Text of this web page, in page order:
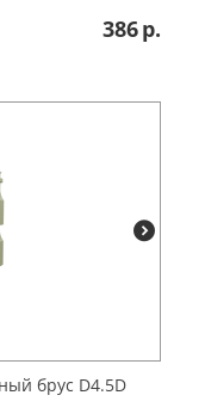
386р.
брус D4.5D